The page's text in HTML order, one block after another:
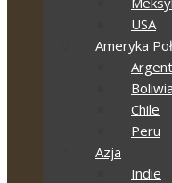
USA
Ameryka
Boliwia
Chile
Peru
Azja
Indie